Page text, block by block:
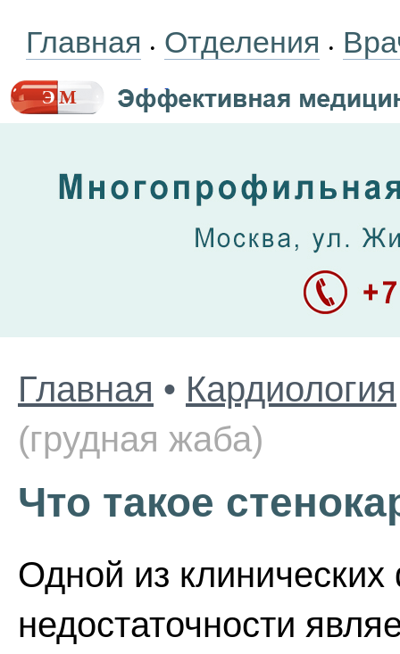
Главная • Отделения •
Главная • Кардиология
(грудная жаба)
Что такое
Одной из
недостаточности